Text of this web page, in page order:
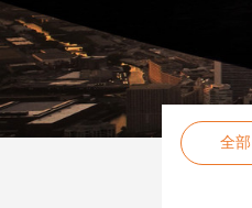
全部